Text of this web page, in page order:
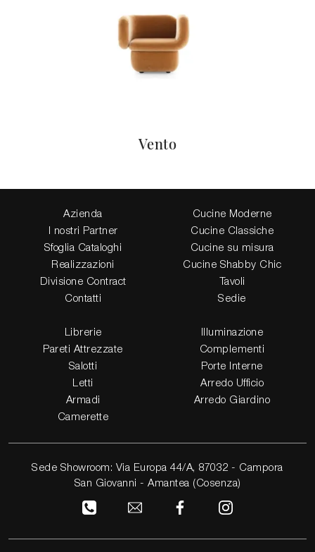
Vento
Azienda
I nostri Partner
Sfoglia Cataloghi
Realizzazioni
Divisione Contract
Contatti
Cucine Moderne
Cucine Classiche
Cucine su misura
Cucine Shabby Chic
Tavoli
Sedie
Librerie
Pareti Attrezzate
Salotti
Letti
Armadi
Camerette
Illuminazione
Complementi
Porte Interne
Arredo Ufficio
Arredo Giardino
Sede Showroom: Via Europa 44/A, 87032 - Campora
San Giovanni - Amantea (Cosenza)